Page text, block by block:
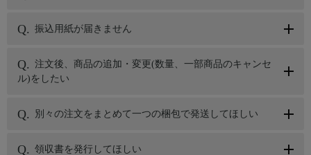
振込用紙が届きません
注文後、商品の追加・変更(数量、一部商品のキャンセ
ル)をしたい
別々の注文をまとめて一つの梱包で発送してほしい
領収書を発行してほしい